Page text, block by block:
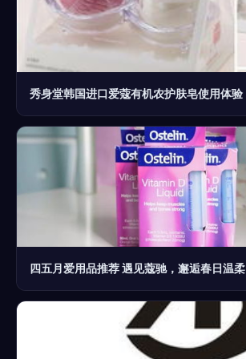
四五月爱用品推荐 遇见蔻驰，邂逅春日温柔